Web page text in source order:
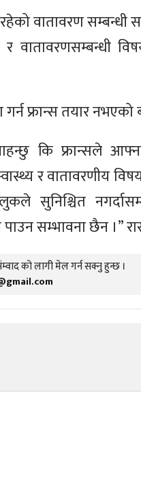
वातावरण सम्बन्धी
वातावरणसम्बन्धी
फ्रान्स तयार नभएको
कि फ्रान्सले
र वातावरणीय
सुनिश्चित
सम्भावना छैन ।”
को लागी मेल गर्न सक्नु हुन्छ ।